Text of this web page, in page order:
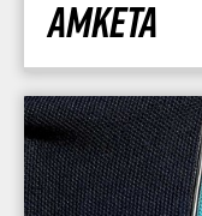
Amketa